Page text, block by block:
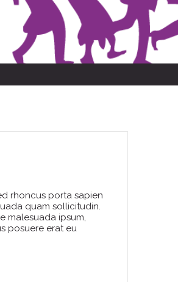
rhoncus porta sapien
quam sollicitudin.
malesuada ipsum,
posuere erat eu